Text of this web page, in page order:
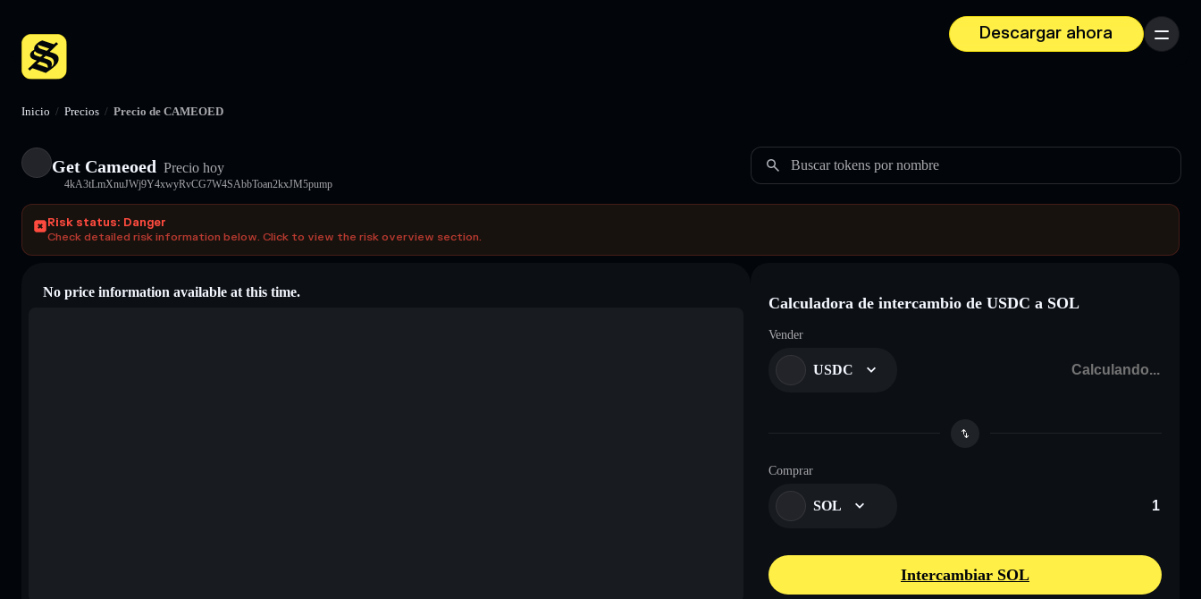
Descargar ahora
Menú
Inicio / Precios / Precio de CAMEOED
Get Cameoed Precio hoy
4kA3tLmXnuJWj9Y4xwyRvCG7W4SAbbToan2kxJM5pump
Buscar tokens por nombre
Risk status: Danger
Check detailed risk information below. Click to view the risk overview section.
No price information available at this time.
Calculadora de intercambio de USDC a SOL
Vender
USDC
Comprar
SOL
Intercambiar SOL